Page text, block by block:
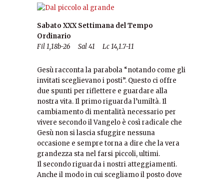
Sabato XXX Settimana del Tempo
Ordinario
Fil 1,18b-26
Sal 41 Lc 14,1.7-11
Gesù racconta la parabola “notando come gli
invitati sceglievano i posti”. Questo ci offre
due spunti per riflettere e guardare alla
nostra vita. Il primo riguarda l’umiltà. Il
cambiamento di mentalità necessario per
vivere secondo il Vangelo è così radicale che
Gesù non si lascia sfuggire nessuna
occasione e sempre torna a dire che la vera
grandezza sta nel farsi piccoli, ultimi.
Il secondo riguarda i nostri atteggiamenti.
Anche il modo in cui scegliamo il posto dove